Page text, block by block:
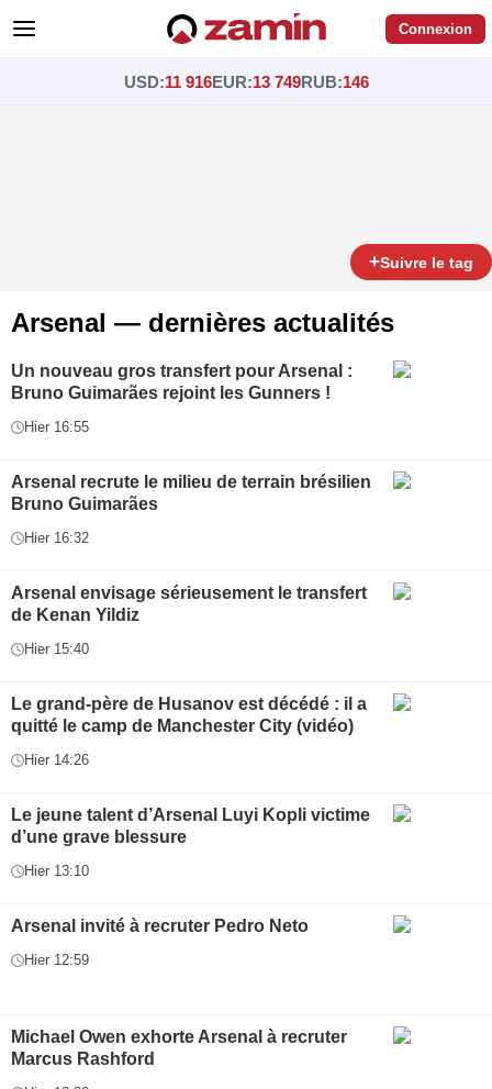
Connexion
USD:11 916EUR:13 749RUB:146
+Suivre le tag
Arsenal — dernières actualités
Un nouveau gros transfert pour Arsenal :
Bruno Guimarães rejoint les Gunners !
Hier 16:55
Arsenal recrute le milieu de terrain brésilien
Bruno Guimarães
Hier 16:32
Arsenal envisage sérieusement le transfert
de Kenan Yildiz
Hier 15:40
Le grand-père de Husanov est décédé : il a
quitté le camp de Manchester City (vidéo)
Hier 14:26
Le jeune talent d’Arsenal Luyi Kopli victime
d’une grave blessure
Hier 13:10
Arsenal invité à recruter Pedro Neto
Hier 12:59
Michael Owen exhorte Arsenal à recruter
Marcus Rashford